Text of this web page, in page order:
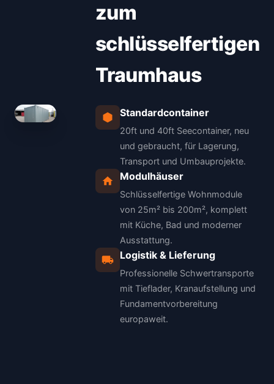
zum
schlüsselfertigen
Traumhaus
Standardcontainer
20ft und 40ft Seecontainer, neu
und gebraucht, für Lagerung,
Transport und Umbauprojekte.
Modulhäuser
Schlüsselfertige Wohnmodule
von 25m² bis 200m², komplett
mit Küche, Bad und moderner
Ausstattung.
Logistik & Lieferung
Professionelle Schwertransporte
mit Tieflader, Kranaufstellung und
Fundamentvorbereitung
europaweit.